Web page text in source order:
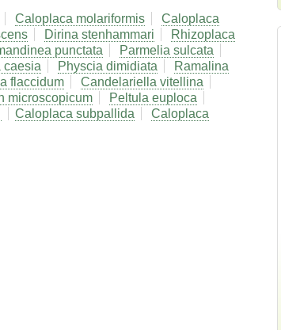
Caloplaca molariformis
Caloplaca
Dirina stenhammari
Rhizoplaca
punctata
Parmelia sulcata
caesia Physcia dimidiata
Ramalina
flaccidum
Candelariella vitellina
microscopicum
Peltula euploca
Caloplaca subpallida
Caloplaca